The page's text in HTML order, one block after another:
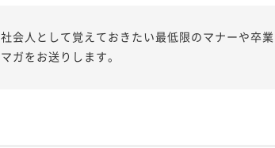
社会人として覚えておきたい最低限のマナーや卒
マガをお送りします。